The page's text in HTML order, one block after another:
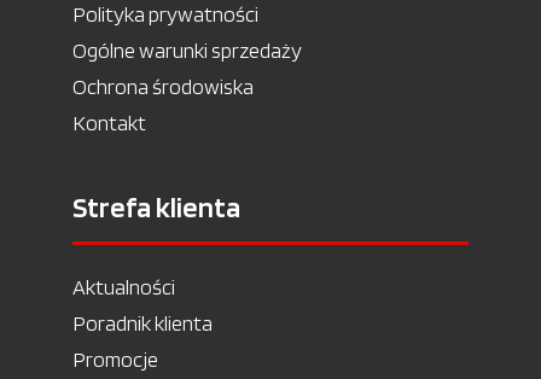
Polityka prywatności
Ogólne warunki sprzedaży
Ochrona środowiska
Kontakt
Strefa klienta
Aktualności
Poradnik klienta
Promocje